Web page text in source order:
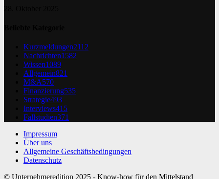
Kurzmeldungen2112
Nachrichten1582
Wissen1089
Allgemein821
M&A570
Finanzierung535
Strategie493
Interviews415
Fallstudien371
Impressum
Über uns
Allgemeine Geschäftsbedingungen
Datenschutz
© Unternehmeredition 2025 - Know-how für den Mittelstand